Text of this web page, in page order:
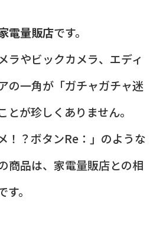
電量販店です。
ラやビックカメラ、エディ
の一角が「ガチャガチャ迷
とが珍しくありません。
！？ボタンRe：」のような
商品は、家電量販店との相
。